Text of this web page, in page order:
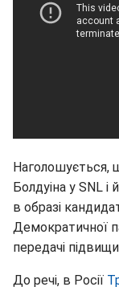
Наголошується,
Болдуіна у SNL
в образі
Демократичної
передачі
До речі, в Росії